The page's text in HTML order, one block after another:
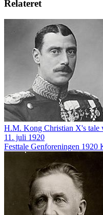
Relateret
H.M. Kong Christian X's tale
11. juli 1920
Festtale Genforeningen 1920